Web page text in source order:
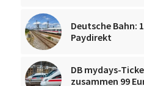
Deutsche Bahn:
Paydirekt
DB mydays-
zusammen 99